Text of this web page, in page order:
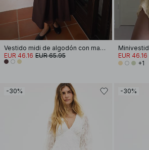
Vestido midi de algodón con mangas cortas y plisados
EUR 46.16 EUR 65.95
EUR 46.16
+1
-30% -30%